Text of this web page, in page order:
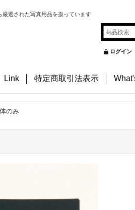
選された写真用品を扱っています
ログイン
Link 特定商取引法表示
のみ